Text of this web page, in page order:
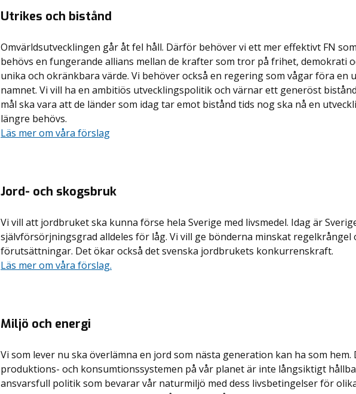
Utrikes och bistånd
Omvärldsutvecklingen går åt fel håll. Därför behöver vi ett mer effektivt FN
behövs en fungerande allians mellan de krafter som tror på frihet, demokrati
unika och okränkbara värde. Vi behöver också en regering som vågar föra en
namnet. Vi vill ha en ambitiös utvecklingspolitik och värnar ett generöst
mål ska vara att de länder som idag tar emot bistånd tids nog ska nå en
längre behövs.
Läs mer om våra förslag
Jord- och skogsbruk
Vi vill att jordbruket ska kunna förse hela Sverige med livsmedel. Idag är
självförsörjningsgrad alldeles för låg. Vi vill ge bönderna minskat regelkrångel
förutsättningar. Det ökar också det svenska jordbrukets konkurrenskraft.
Läs mer om våra förslag.
Miljö och energi
Vi som lever nu ska överlämna en jord som nästa generation kan ha som hem.
produktions- och konsumtionssystemen på vår planet är inte långsiktigt
ansvarsfull politik som bevarar vår naturmiljö med dess livsbetingelser för